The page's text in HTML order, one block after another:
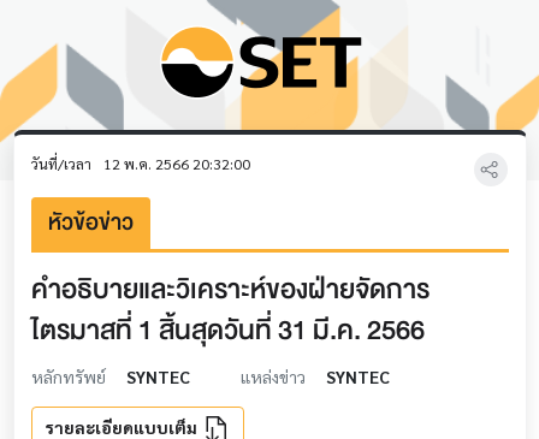
วันที่/เวลา 12 พ.ค. 2566 20:32:00
หัวข้อข่าว
คำอธิบายและวิเคราะห์ของฝ่ายจัดการ
ไตรมาสที่ 1 สิ้นสุดวันที่ 31 มี.ค. 2566
หลักทรัพย์ SYNTEC แหล่งข่าว SYNTEC
รายละเอียดแบบเต็ม